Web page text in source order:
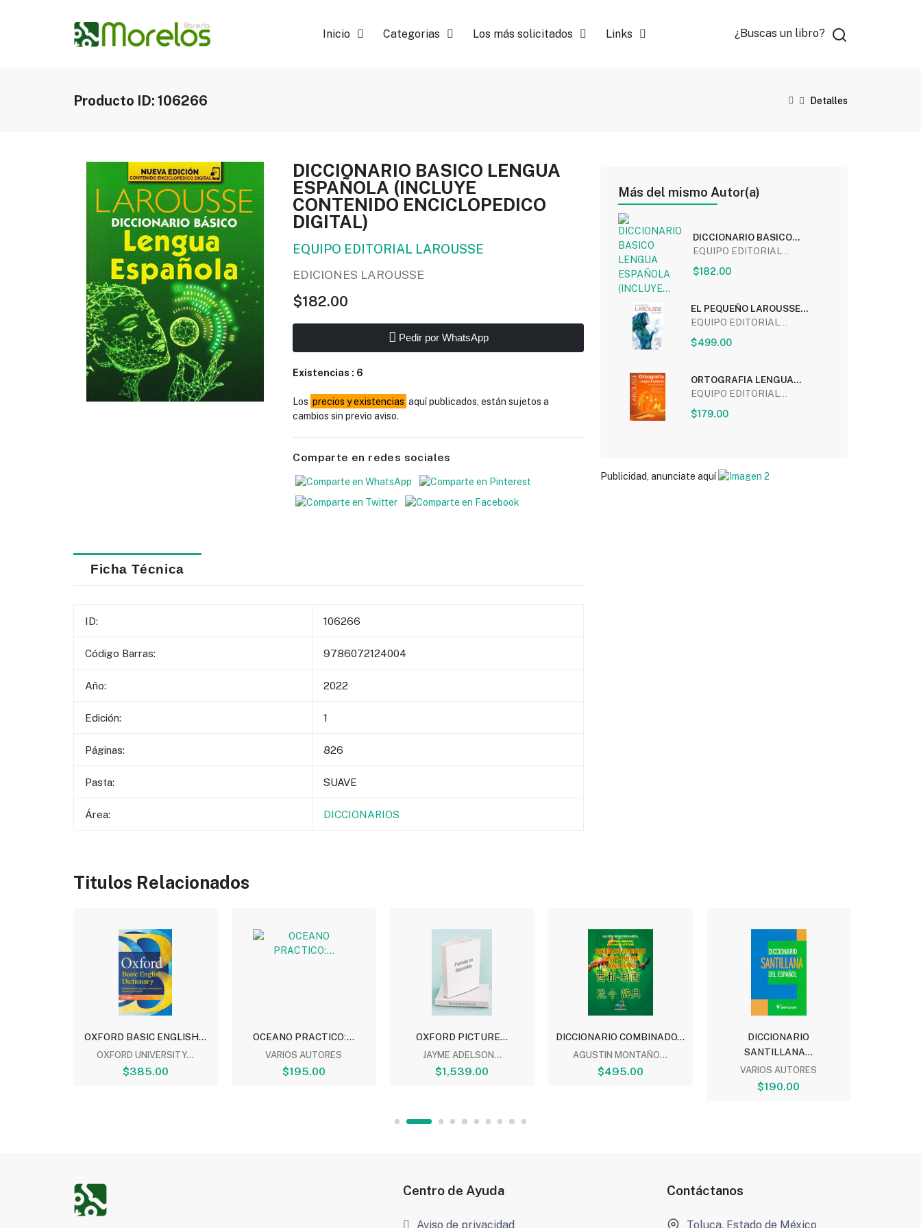
Inicio Categorias Los más solicitados Links ¿Buscas un libro?
Producto ID: 106266 Detalles
DICCIONARIO BASICO LENGUA
ESPAÑOLA (INCLUYE
CONTENIDO ENCICLOPEDICO
DIGITAL)
EQUIPO EDITORIAL LAROUSSE
EDICIONES LAROUSSE
$182.00
Pedir por WhatsApp
Existencias : 6
Los precios y existencias aquí publicados, están sujetos a
cambios sin previo aviso.
Comparte en redes sociales
Ficha Técnica
ID: 106266
Código Barras: 9786072124004
Año: 2022
Edición: 1
Páginas: 826
Pasta: SUAVE
Área: DICCIONARIOS
Más del mismo Autor(a)
DICCIONARIO BASICO
LENGUA ESPAÑOLA
EQUIPO EDITORIAL...
$182.00
EL PEQUEÑO LAROUSSE
ILUSTRADO
EQUIPO EDITORIAL...
$499.00
ORTOGRAFIA LENGUA
ESPAÑOLA: REGLAS Y
EQUIPO EDITORIAL...
$179.00
Publicidad, anunciate aquí
Titulos Relacionados
OXFORD BASIC ENGLISH...
OXFORD UNIVERSITY...
$385.00
OCEANO PRACTICO:...
VARIOS AUTORES
$195.00
OXFORD PICTURE...
JAYME ADELSON...
$1,539.00
DICCIONARIO COMBINADO...
AGUSTIN MONTAÑO...
$495.00
DICCIONARIO
SANTILLANA...
VARIOS AUTORES
$190.00
Centro de Ayuda
Aviso de privacidad
Contáctanos
Toluca, Estado de México